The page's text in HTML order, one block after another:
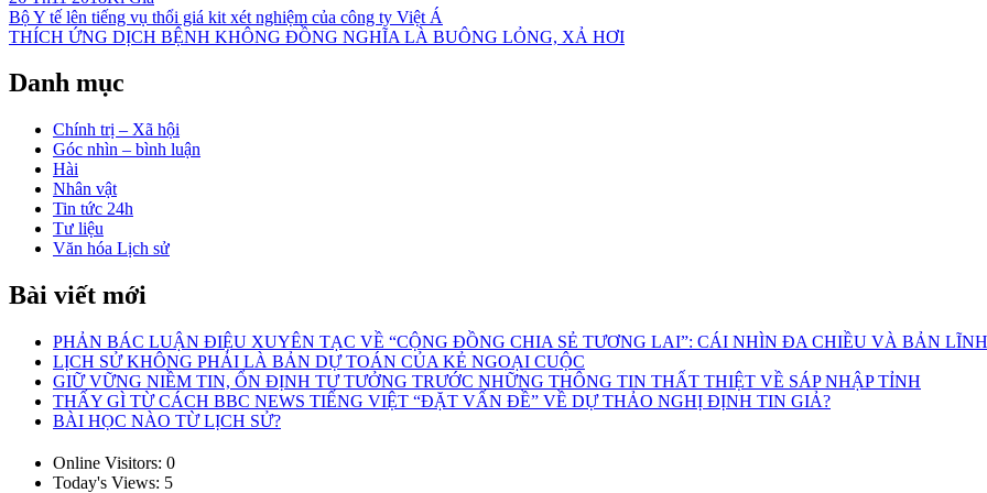
Điều
hướng
bài
Bộ Y tế lên tiếng vụ thổi giá kit xét nghiệm của công ty Việt Á
THÍCH ỨNG DỊCH BỆNH KHÔNG ĐỒNG NGHĨA LÀ BUÔNG LỎNG, XẢ HƠI
Danh mục
Chính trị – Xã hội
Góc nhìn – bình luận
Hài
Nhân vật
Tin tức 24h
Tư liệu
Văn hóa Lịch sử
Bài viết mới
PHẢN BÁC LUẬN ĐIỆU XUYÊN TẠC VỀ “CỘNG ĐỒNG CHIA SẺ TƯƠNG LAI”: CÁI NHÌN ĐA CHIỀU VÀ BẢN
LỊCH SỬ KHÔNG PHẢI LÀ BẢN DỰ TOÁN CỦA KẺ NGOẠI CUỘC
GIỮ VỮNG NIỀM TIN, ỔN ĐỊNH TƯ TƯỞNG TRƯỚC NHỮNG THÔNG TIN THẤT THIỆT VỀ SÁP NHẬP TỈNH
THẤY GÌ TỪ CÁCH BBC NEWS TIẾNG VIỆT “ĐẶT VẤN ĐỀ” VỀ DỰ THẢO NGHỊ ĐỊNH TIN GIẢ?
BÀI HỌC NÀO TỪ LỊCH SỬ?
Online Visitors: 0
Today's Views: 5